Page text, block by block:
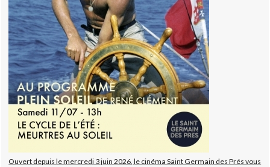
Ouvert depuis le mercredi 3 juin 2026, le cinéma Saint Germain des Prés vous